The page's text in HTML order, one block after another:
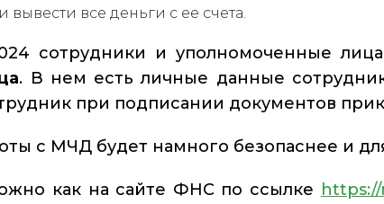
все деньги с ее счета.
сотрудники и уполномоченные лица
. В нем есть личные данные
при подписании документов
с МЧД будет намного безопаснее и
как на сайте ФНС по ссылке